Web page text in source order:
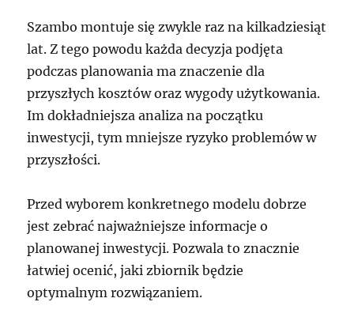
Szambo montuje się zwykle raz na kilkadziesiąt
lat. Z tego powodu każda decyzja podjęta
podczas planowania ma znaczenie dla
przyszłych kosztów oraz wygody użytkowania.
Im dokładniejsza analiza na początku
inwestycji, tym mniejsze ryzyko problemów w
przyszłości.
Przed wyborem konkretnego modelu dobrze
jest zebrać najważniejsze informacje o
planowanej inwestycji. Pozwala to znacznie
łatwiej ocenić, jaki zbiornik będzie
optymalnym rozwiązaniem.